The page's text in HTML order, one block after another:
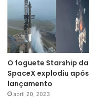
O foguete Starship da
SpaceX explodiu após
lançamento
abril 20, 2023